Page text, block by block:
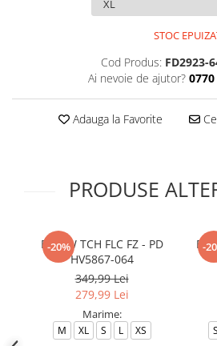
STOC
Cod Produs: FD2923-
Ai nevoie de ajutor?
Adauga la Favorite
PRODUSE
-20%
B NSW TCH FLC FZ - PD
HV5867-064
349,99 Lei
279,99 Lei
Marime:
M XL S L XS
-
B
S